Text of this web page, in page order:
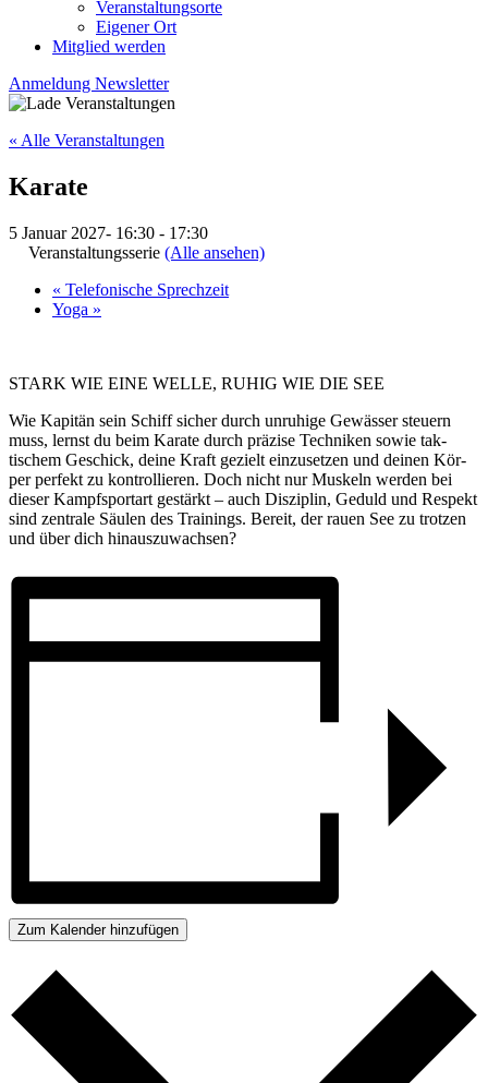
Veranstaltungsorte
Eigener Ort
Mitglied werden
Anmeldung Newsletter
« Alle Veranstaltungen
Karate
5 Januar 2027- 16:30 - 17:30
Veranstaltungsserie (Alle ansehen)
« Telefonische Sprechzeit
Yoga »
STARK WIE EINE WELLE, RUHIG WIE DIE SEE
Wie Kapitän sein Schiff sicher durch un­ruhige Ge­wässer steu­ern
muss, lernst du beim Ka­rate durch prä­zise Tech­niken sowie tak­
tischem Ge­schick, deine Kraft ge­zielt ein­zu­setzen und deinen Kör­
per per­fekt zu kon­trol­lie­ren. Doch nicht nur Mus­keln wer­den bei
dieser Kampf­sport­art gestärkt – auch Disziplin, Ge­duld und Respekt
sind zen­trale Säulen des Trainings. Be­reit, der rauen See zu trot­zen
und über dich hinaus­zu­wachsen?
Zum Kalender hinzufügen